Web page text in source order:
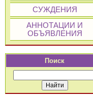
СУЖДЕНИЯ
АННОТАЦИИ И
ОБЪЯВЛЕНИЯ
Поиск